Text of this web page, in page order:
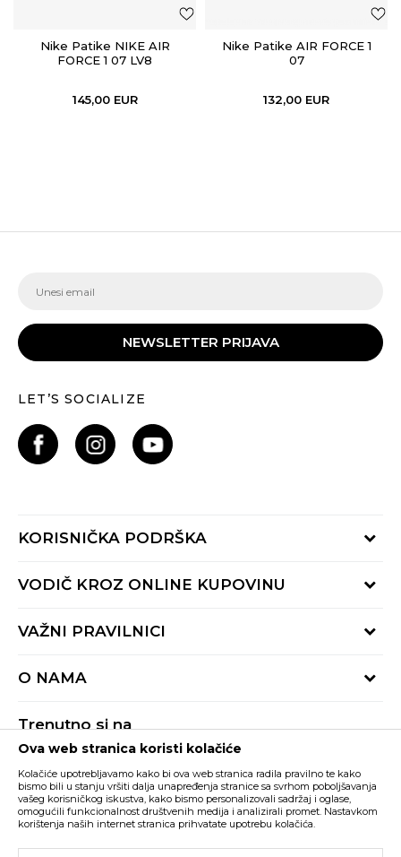
Nike Patike NIKE AIR
FORCE 1 07 LV8
145,00 EUR
Nike Patike AIR FORCE 1
07
132,00 EUR
NEWSLETTER PRIJAVA
LET’S SOCIALIZE
KORISNIČKA PODRŠKA
Provjeri status porudžbine
Radno vrijeme 9-16h
VODIČ KROZ ONLINE KUPOVINU
Načini isporuke
Reklamacije
VAŽNI PRAVILNICI
Pravila Sport&Bonus programa
O NAMA
BUZZ Shopovi
Postani dio BUZZ tima
Trenutno si na
Buzz Crna Gora PROMIJENI
Nastojimo da budemo što precizniji u opisu proizvoda, prikazu slika i samih
cijena, ali ne možemo garantovati da su sve informacije kompletne i bez
grešaka. Svi artikli prikazani na sajtu su dio naše ponude i ne podrazumijeva da
su dostupni u svakom trenutku. Raspoloživost robe možete provjeriti pozivom
Ova web stranica koristi kolačiće
Kolačiće upotrebljavamo kako bi ova web stranica radila pravilno te kako
bismo bili u stanju vršiti dalja unapređenja stranice sa svrhom poboljšavanja
vašeg korisničkog iskustva, kako bismo personalizovali sadržaj i oglase,
omogućili funkcionalnost društvenih medija i analizirali promet. Nastavkom
korištenja naših internet stranica prihvatate upotrebu kolačića.